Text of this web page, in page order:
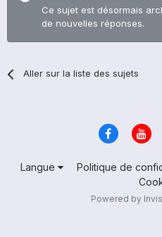
Ce sujet est désormais
de nouvelles réponses.
Aller sur la liste des sujets
Langue Politique de
Powered by